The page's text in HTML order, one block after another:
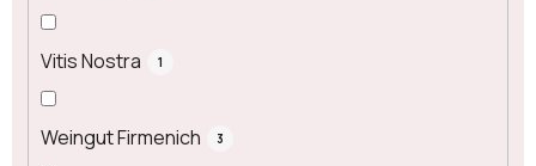
Vitis Nostra 1
Weingut Firmenich 3